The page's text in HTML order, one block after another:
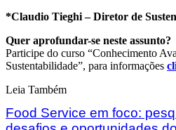
*Claudio Tieghi – Diretor de
Quer aprofundar-se neste assunto?
Participe do curso “Conhecimento
Sustentabilidade”, para informações
Leia Também
Food Service em foco: